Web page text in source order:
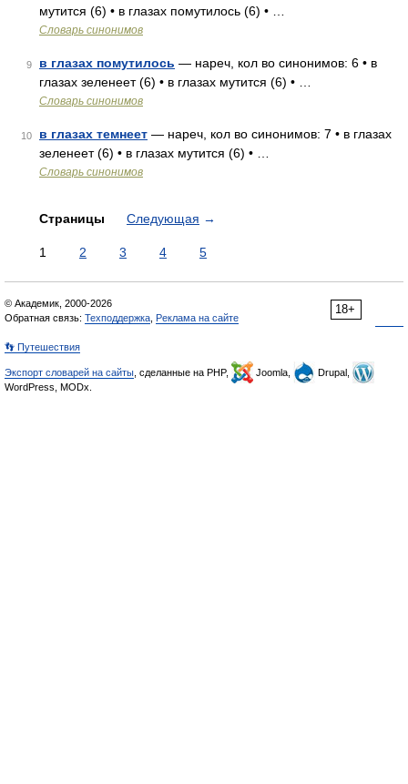
мутится (6) • в глазах помутилось (6) • …
Словарь синонимов
9 в глазах помутилось — нареч, кол во синонимов: 6 • в
глазах зеленеет (6) • в глазах мутится (6) • …
Словарь синонимов
10 в глазах темнеет — нареч, кол во синонимов: 7 • в глазах
зеленеет (6) • в глазах мутится (6) • …
Словарь синонимов
Страницы Следующая →
1 2 3 4 5
18+
© Академик, 2000-2026
Обратная связь: Техподдержка Реклама на сайте
👣 Путешествия
Экспорт словарей на сайты , сделанные на PHP, Joomla,
Drupal,
WordPress, MODx.